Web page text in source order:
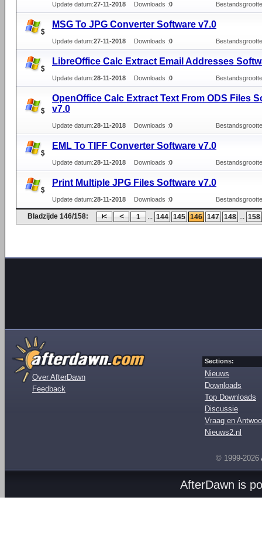
Update datum:27-11-2018 Downloads :0
MSG To JPG Converter Software v7.0
Update datum:27-11-2018 Downloads :0
LibreOffice Calc Extract Email Addresses
Update datum:28-11-2018 Downloads :0
OpenOffice Calc Extract Text From ODS Files
v7.0
Update datum:28-11-2018 Downloads :0
EML To TIFF Converter Software v7.0
Update datum:28-11-2018 Downloads :0
Print Multiple JPG Files Software v7.0
Update datum:28-11-2018 Downloads :0
Bladzijde 146/158: 1 ... 144 145 146 147 148 ... 158
Over AfterDawn
Feedback
Sections:
Nieuws
Downloads
Top Downloads
Discussie
Vraag en
Nieuws2.nl
© 1999-2026
AfterDawn is